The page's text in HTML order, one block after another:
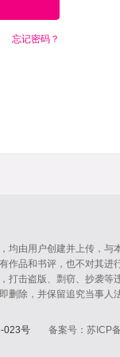
忘记密码？
均由用户创建并上传，
作品和书评，也不对其进
打击盗版、剽窃、抄袭
删除，并保留追究当事人
023号 备案号：苏ICP